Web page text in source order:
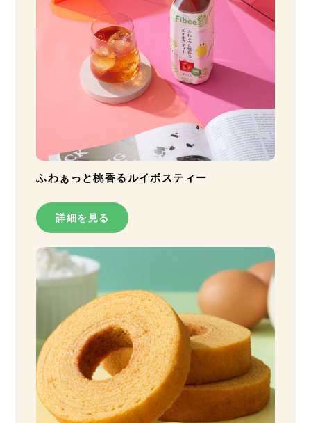
ふわぁっと桃香るルイボスティー
詳細を見る